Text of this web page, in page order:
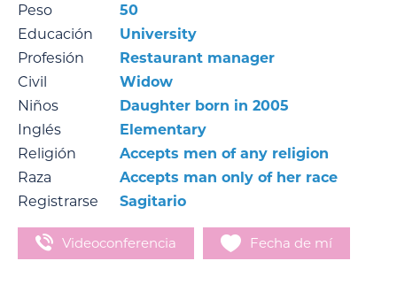
Peso
50
Educación
University
Profesión
Restaurant manager
Civil
Widow
Niños
Daughter born in 2005
Inglés
Elementary
Religión
Accepts men of any religion
Raza
Accepts man only of her race
Registrarse
Sagitario
Videoconferencia Fecha de mí